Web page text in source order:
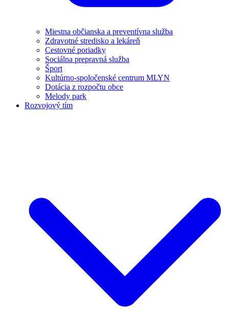
Miestna občianska a preventívna služba
Zdravotné stredisko a lekáreň
Cestovné poriadky
Sociálna prepravná služba
Šport
Kultúrno-spoločenské centrum MLYN
Dotácia z rozpočtu obce
Melody park
Rozvojový tím